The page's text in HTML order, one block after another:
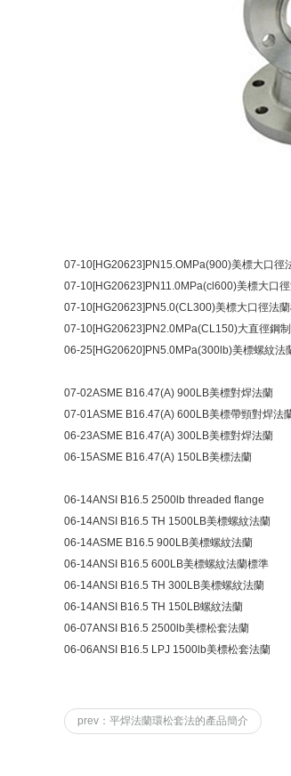
07-10[HG20623]PN15.OMPa(900)美標大口徑
07-10[HG20623]PN11.0MPa(cl600)美標大口
07-10[HG20623]PN5.0(CL300)美標大口徑法
07-10[HG20623]PN2.0MPa(CL150)大直徑鋼
06-25[HG20620]PN5.0MPa(300lb)美標螺紋法
07-02ASME B16.47(A) 900LB美標對焊法蘭
07-01ASME B16.47(A) 600LB美標帶頸對焊法
06-23ASME B16.47(A) 300LB美標對焊法蘭
06-15ASME B16.47(A) 150LB美標法蘭
06-14ANSI B16.5 2500lb threaded flange
06-14ANSI B16.5 TH 1500LB美標螺紋法蘭
06-14ASME B16.5 900LB美標螺紋法蘭
06-14ANSI B16.5 600LB美標螺紋法蘭標準
06-14ANSI B16.5 TH 300LB美標螺紋法蘭
06-14ANSI B16.5 TH 150LB螺紋法蘭
06-07ANSI B16.5 2500lb美標松套法蘭
06-06ANSI B16.5 LPJ 1500lb美標松套法蘭
prev：平焊法蘭環松套法的產品簡介